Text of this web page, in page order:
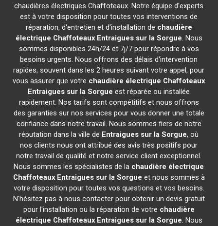
chaudières électriques Chaffoteaux. Notre équipe d'experts
est à votre disposition pour toutes vos interventions de
réparation, d'entretien et d'installation de chaudière
électrique Chaffoteaux Entraigues sur la Sorgue. Nous
sommes disponibles 24h/24 et 7j/7 pour répondre à vos
besoins urgents. Nous offrons des délais d'intervention
rapides, souvent dans les 2 heures suivant votre appel, pour
vous assurer que votre chaudière électrique Chaffoteaux
Entraigues sur la Sorgue est réparée ou installée
rapidement. Nos tarifs sont compétitifs et nous offrons
des garanties sur nos services pour vous donner une totale
confiance dans notre travail. Nous sommes fiers de notre
réputation dans la ville de Entraigues sur la Sorgue, où
nos clients nous ont attribué des avis très positifs pour
notre travail de qualité et notre service client exceptionnel.
Nous sommes les spécialistes de la chaudière électrique
Chaffoteaux Entraigues sur la Sorgue et nous sommes à
votre disposition pour toutes vos questions et vos besoins.
N'hésitez pas à nous contacter pour obtenir un devis gratuit
pour l'installation ou la réparation de votre chaudière
électrique Chaffoteaux Entraigues sur la Sorgue. Nous